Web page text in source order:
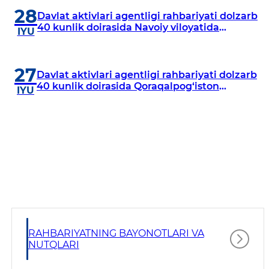
28
IYU
Davlat aktivlari agentligi rahbariyati dolzarb
40 kunlik doirasida Navoiy viloyatida
27
IYU
Davlat aktivlari agentligi rahbariyati dolzarb
40 kunlik doirasida Qoraqalpog‘iston
RAHBARIYATNING BAYONOTLARI VA
NUTQLARI